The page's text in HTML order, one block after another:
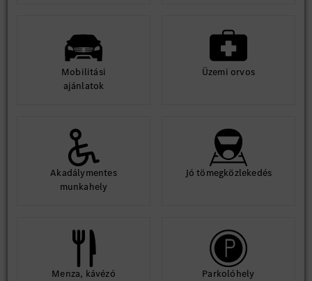
Mobilitási
ajánlatok
Üzemi orvos
Akadálymentes
munkahely
Jó tömegközlekedés
Menza, kávézó Parkolóhely